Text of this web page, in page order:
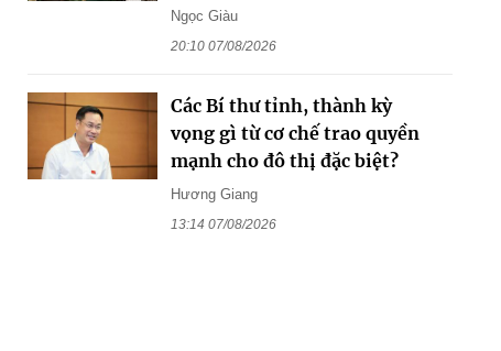
Ngọc Giàu
20:10 07/08/2026
Các Bí thư tỉnh, thành kỳ
vọng gì từ cơ chế trao quyền
mạnh cho đô thị đặc biệt?
Hương Giang
13:14 07/08/2026